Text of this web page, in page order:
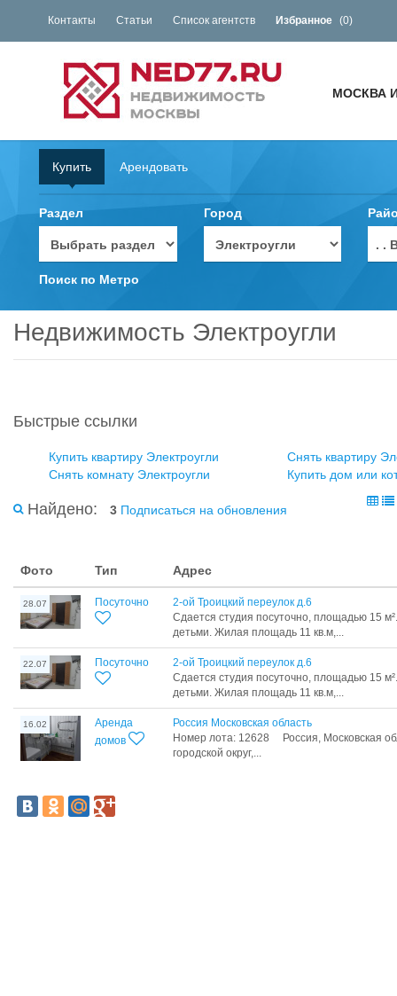
Контакты Статьи Список агентств Избранное (0)
МОСКВА
Купить Арендовать
Раздел Город
. .
Поиск по Метро
Недвижимость Электроугли
Быстрые ссылки
Купить квартиру Электроугли
Снять квартиру
Снять комнату Электроугли
Купить дом или
Найдено: 3 Подписаться на обновления
Фото Тип Адрес
28.07 Посуточно
2-ой Троицкий переулок д.6
Сдается студия посуточно, площадью 15
детьми. Жилая площадь 11 кв.м,...
22.07 Посуточно
2-ой Троицкий переулок д.6
Сдается студия посуточно, площадью 15
детьми. Жилая площадь 11 кв.м,...
16.02
Аренда
домов
Россия Московская область
Номер лота: 12628 Россия, Московская
городской округ,...